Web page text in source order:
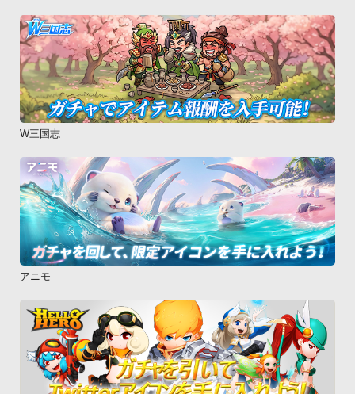
W三国志
アニモ